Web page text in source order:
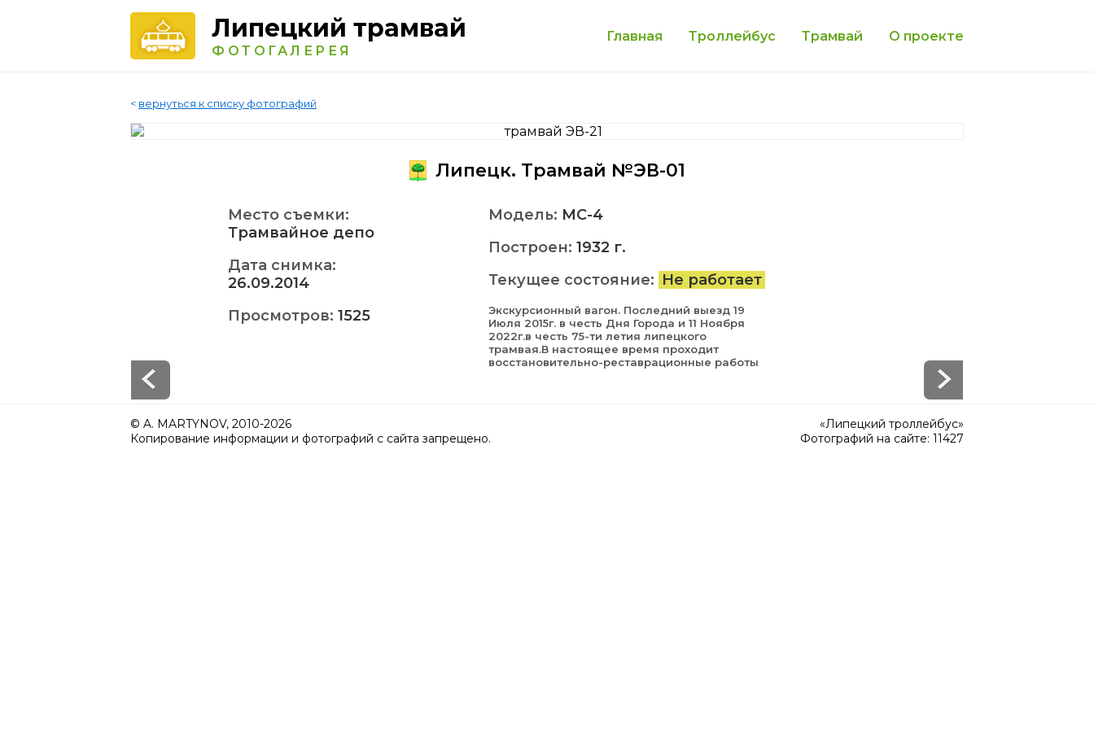
Липецкий трамвай
ФОТОГАЛЕРЕЯ
Главная Троллейбус Трамвай О проекте
< вернуться к списку фотографий
Липецк. Трамвай №ЭВ-01
Место съемки:
Трамвайное депо
Дата снимка:
26.09.2014
Просмотров: 1525
Модель: МС-4
Построен: 1932 г.
Текущее состояние: Не работает
Экскурсионный вагон. Последний выезд 19
Июля 2015г. в честь Дня Города и 11 Ноября
2022г.в честь 75-ти летия липецкого
трамвая.В настоящее время проходит
восстановительно-реставрационные работы
© A. MARTYNOV, 2010-2026
Копирование информации и фотографий с сайта запрещено.
«Липецкий троллейбус»
Фотографий на сайте: 11427